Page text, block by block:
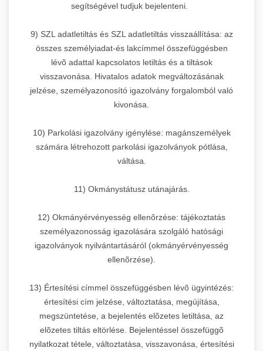
segítségével tudjuk bejelenteni.
9) SZL adatletiltás és SZL adatletiltás visszaállítása: az
összes személyiadat-és lakcímmel összefüggésben
lévõ adattal kapcsolatos letiltás és a tiltások
visszavonása. Hivatalos adatok megváltozásának
jelzése, személyazonosító igazolvány forgalomból való
kivonása.
10) Parkolási igazolvány igénylése: magánszemélyek
számára létrehozott parkolási igazolványok pótlása,
váltása.
11) Okmánystátusz utánajárás.
12) Okmányérvényesség ellenõrzése: tájékoztatás
személyazonosság igazolására szolgáló hatósági
igazolványok nyilvántartásáról (okmányérvényesség
ellenõrzése).
13) Értesítési címmel összefüggésben lévõ ügyintézés:
értesítési cím jelzése, változtatása, megújítása,
megszüntetése, a bejelentés elõzetes letiltása, az
elõzetes tiltás eltörlése. Bejelentéssel összefüggõ
nyilatkozat tétele, változtatása, visszavonása, értesítési